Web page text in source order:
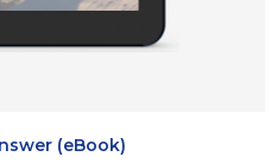
(eBook)